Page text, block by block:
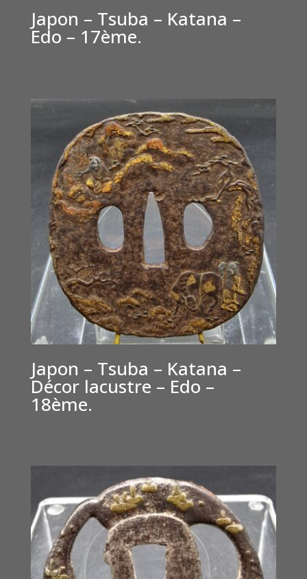
Japon – Tsuba – Katana –
Edo – 17ème.
Japon – Tsuba – Katana –
Décor lacustre – Edo –
18ème.